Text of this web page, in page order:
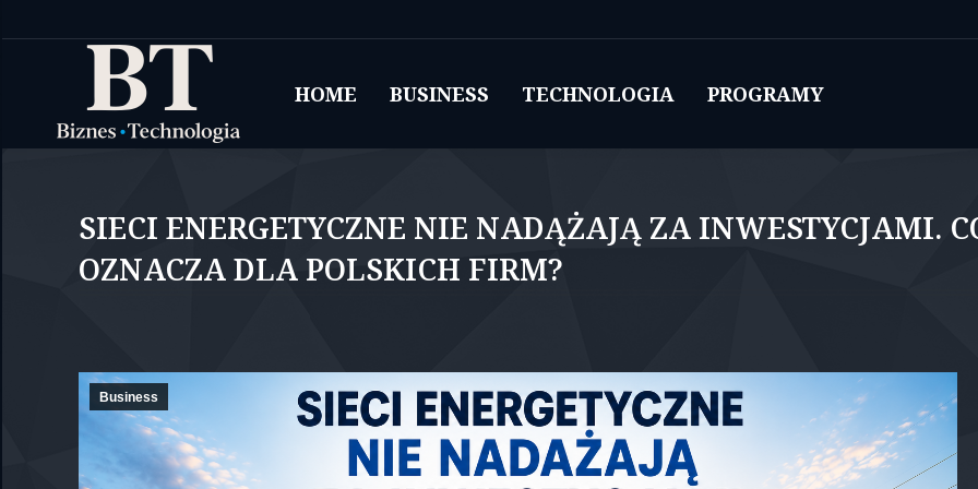
HOME BUSINESS TECHNOLOGIA PROGRAMY
SIECI ENERGETYCZNE NIE NADĄŻAJĄ ZA INWESTYCJAMI.
OZNACZA DLA POLSKICH FIRM?
Business